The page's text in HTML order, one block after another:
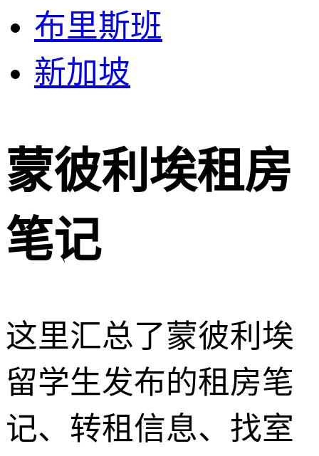
布里斯班
新加坡
蒙彼利埃租房
笔记
这里汇总了蒙彼利埃
留学生发布的租房笔
记、转租信息、找室